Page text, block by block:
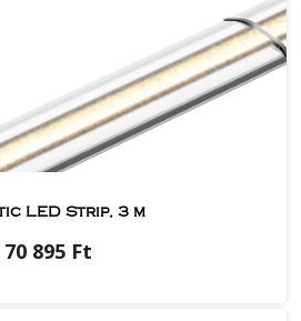
LED Strip, 3 m
70 895 Ft